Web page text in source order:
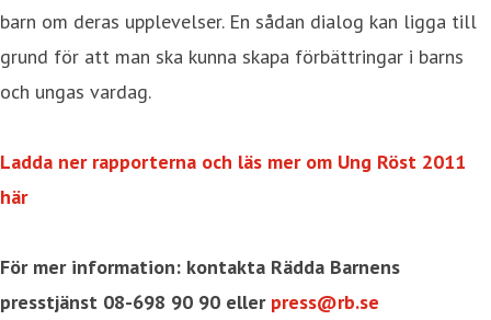
barn om deras upplevelser. En sådan dialog kan ligga till
grund för att man ska kunna skapa förbättringar i barns
och ungas vardag.
Ladda ner rapporterna och läs mer om Ung Röst 2011
här
För mer information: kontakta Rädda Barnens
presstjänst 08-698 90 90 eller press@rb.se